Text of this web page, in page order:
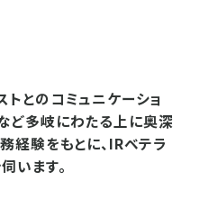
トとのコミュニケーショ
ど多岐にわたる上に奥深
経験をもとに、IRベテラ
います。